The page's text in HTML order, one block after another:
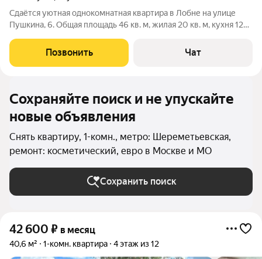
Сдаётся уютная однокомнатная квартира в Лобне на улице
Пушкина, 6. Общая площадь 46 кв. м, жилая 20 кв. м, кухня 12
панельного дома, построенного в 2006 году. Высота потолков
составляет 2,5 метра.
Позвонить Чат
Сохраняйте поиск и не упускайте
новые объявления
Снять квартиру, 1-комн., метро: Шереметьевская,
ремонт: косметический, евро в Москве и МО
Сохранить поиск
42 600 ₽ в месяц
40,6 м² 1-комн. квартира 4 этаж из 12